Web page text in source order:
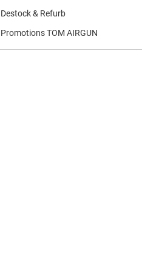
Destock & Refurb
Promotions TOM AIRGUN